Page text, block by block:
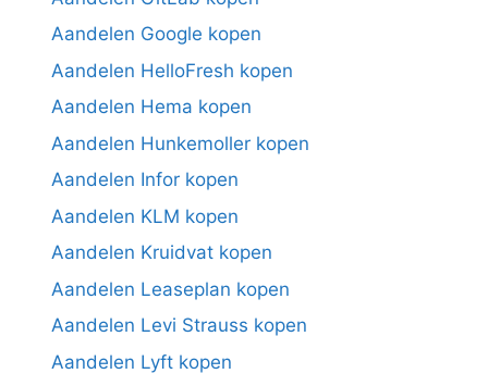
Aandelen Google kopen
Aandelen HelloFresh kopen
Aandelen Hema kopen
Aandelen Hunkemoller kopen
Aandelen Infor kopen
Aandelen KLM kopen
Aandelen Kruidvat kopen
Aandelen Leaseplan kopen
Aandelen Levi Strauss kopen
Aandelen Lyft kopen